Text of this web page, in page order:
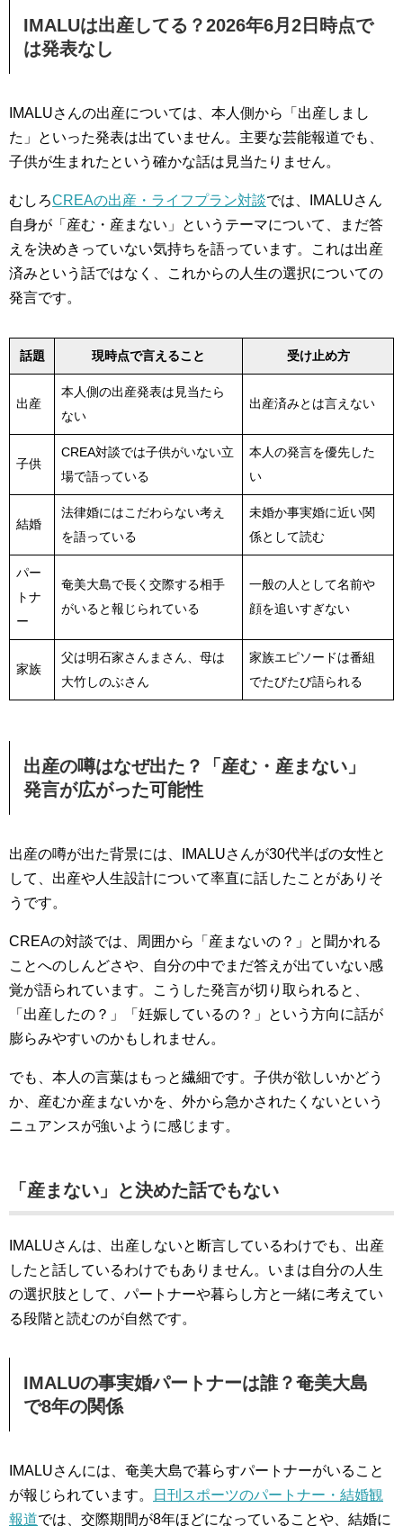
IMALUは出産してる？2026年6月2日時点で
は発表なし
IMALUさんの出産については、本人側から「出産しまし
た」といった発表は出ていません。主要な芸能報道でも、
子供が生まれたという確かな話は見当たりません。
むしろCREAの出産・ライフプラン対談では、IMALUさん
自身が「産む・産まない」というテーマについて、まだ答
えを決めきっていない気持ちを語っています。これは出産
済みという話ではなく、これからの人生の選択についての
発言です。
話題 現時点で言えること 受け止め方
出産
本人側の出産発表は見当たら
ない
出産済みとは言えない
子供
CREA対談では子供がいない立
場で語っている
本人の発言を優先した
い
結婚
法律婚にはこだわらない考え
を語っている
未婚か事実婚に近い関
係として読む
パー
トナ
ー
奄美大島で長く交際する相手
がいると報じられている
一般の人として名前や
顔を追いすぎない
家族
父は明石家さんまさん、母は
大竹しのぶさん
家族エピソードは番組
でたびたび語られる
出産の噂はなぜ出た？「産む・産まない」
発言が広がった可能性
出産の噂が出た背景には、IMALUさんが30代半ばの女性と
して、出産や人生設計について率直に話したことがありそ
うです。
CREAの対談では、周囲から「産まないの？」と聞かれる
ことへのしんどさや、自分の中でまだ答えが出ていない感
覚が語られています。こうした発言が切り取られると、
「出産したの？」「妊娠しているの？」という方向に話が
膨らみやすいのかもしれません。
でも、本人の言葉はもっと繊細です。子供が欲しいかどう
か、産むか産まないかを、外から急かされたくないという
ニュアンスが強いように感じます。
「産まない」と決めた話でもない
IMALUさんは、出産しないと断言しているわけでも、出産
したと話しているわけでもありません。いまは自分の人生
の選択肢として、パートナーや暮らし方と一緒に考えてい
る段階と読むのが自然です。
IMALUの事実婚パートナーは誰？奄美大島
で8年の関係
IMALUさんには、奄美大島で暮らすパートナーがいること
が報じられています。
日刊スポーツのパートナー・結婚観
報道では、交際期間が8年ほどになっていることや、結婚に